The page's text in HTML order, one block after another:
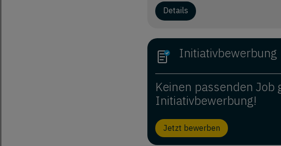
Details
Initiativbewerbung
Keinen passenden Job
Initiativbewerbung!
Jetzt bewerben